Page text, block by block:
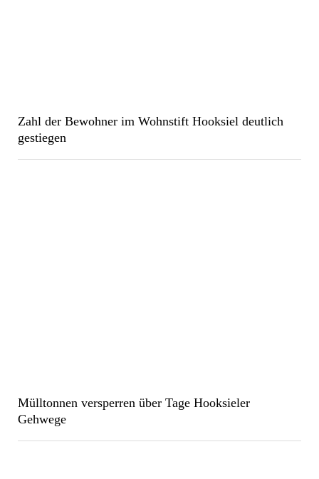
Zahl der Bewohner im Wohnstift Hooksiel deutlich
gestiegen
Mülltonnen versperren über Tage Hooksieler
Gehwege